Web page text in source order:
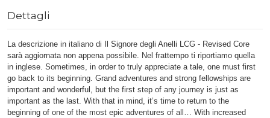
Dettagli
La descrizione in italiano di Il Signore degli Anelli LCG - Revised Core
sarà aggiornata non appena possibile. Nel frattempo ti riportiamo quella
in inglese. Sometimes, in order to truly appreciate a tale, one must first
go back to its beginning. Grand adventures and strong fellowships are
important and wonderful, but the first step of any journey is just as
important as the last. With that in mind, it’s time to return to the
beginning of one of the most epic adventures of all… With increased